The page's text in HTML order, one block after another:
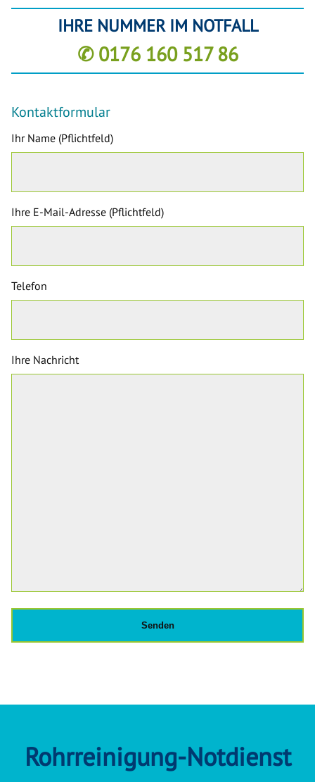
IHRE NUMMER IM NOTFALL
✆ 0176 160 517 86
Kontaktformular
Ihr Name (Pflichtfeld)
Ihre E-Mail-Adresse (Pflichtfeld)
Telefon
Ihre Nachricht
Rohrreinigung-Notdienst